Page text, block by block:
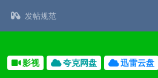
发帖规范
影视 夸克网盘 迅雷云盘